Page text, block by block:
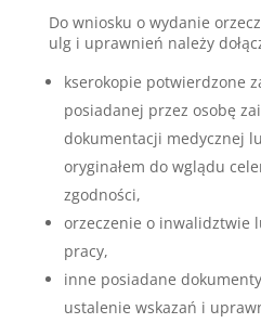
Do wniosku o wydanie
ulg i uprawnień należy
kserokopie potwierdzone
posiadanej przez osobę
dokumentacji medycznej
oryginałem do wglądu
zgodności,
orzeczenie o inwalidztwie
pracy,
inne posiadane
ustalenie wskazań i